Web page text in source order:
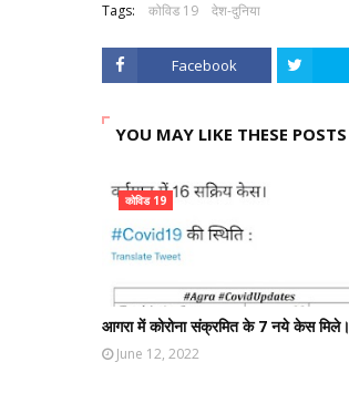
Tags: कोविड 19 देश-दुनिया
Facebook
YOU MAY LIKE THESE POSTS
कोविड 19
आगरा में कोरोना संक्रमित के 7 नये केस मिले।
June 12, 2022